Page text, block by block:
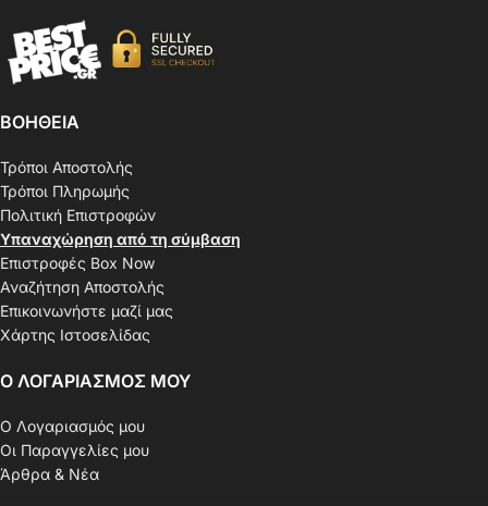
ΒΟΗΘΕΙΑ
Τρόποι Αποστολής
Τρόποι Πληρωμής
Πολιτική Επιστροφών
Υπαναχώρηση από τη σύμβαση
Επιστροφές Box Now
Αναζήτηση Αποστολής
Επικοινωνήστε μαζί μας
Χάρτης Ιστοσελίδας
Ο ΛΟΓΑΡΙΑΣΜΟΣ ΜΟΥ
Ο Λογαριασμός μου
Οι Παραγγελίες μου
Άρθρα & Νέα